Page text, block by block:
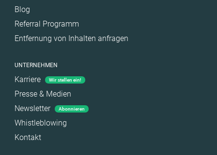
Blog
Referral Programm
Entfernung von Inhalten anfragen
UNTERNEHMEN
Karriere Wir stellen ein!
Presse & Medien
Newsletter
Abonnieren
Whistleblowing
Kontakt